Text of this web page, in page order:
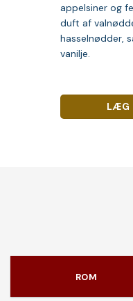
appelsiner og
duft af
hasselnødder,
vanilje.
LÆG
ROM